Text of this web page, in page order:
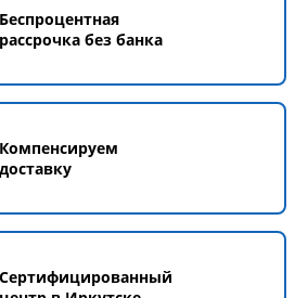
Беспроцентная
рассрочка без банка
Компенсируем
доставку
Сертифицированный